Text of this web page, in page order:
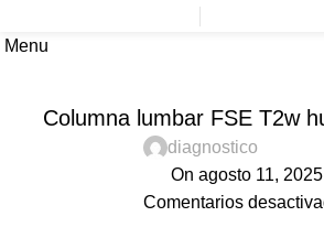
Menu Novedades
Columna lumbar FSE T2w
diagnostico
On agosto 11, 2025
Comentarios